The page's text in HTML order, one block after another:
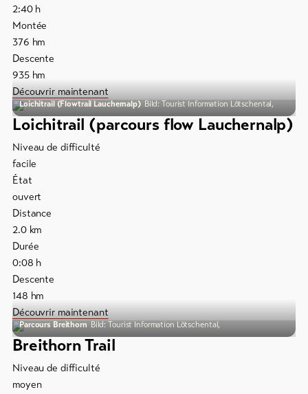
Souvenirs
2:40h
Montée
376 hm
Descente
935hm
Découvrir maintenant
Loichitrail (Flowtrail Lauchernalp) Bild: Tourist Information Lötschental,
Loichitrail (parcours flow Lauchernalp)
Niveau de difficulté
facile
État
ouvert
Distance
2.0km
Durée
0:08 h
Descente
148 hm
Découvrir maintenant
Parcours Breithorn Bild: Tourist Information Lötschental,
Breithorn Trail
Niveau de difficulté
moyen